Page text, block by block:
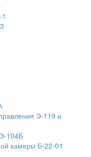
Э-119 и
104Б
камеры Б-22-01